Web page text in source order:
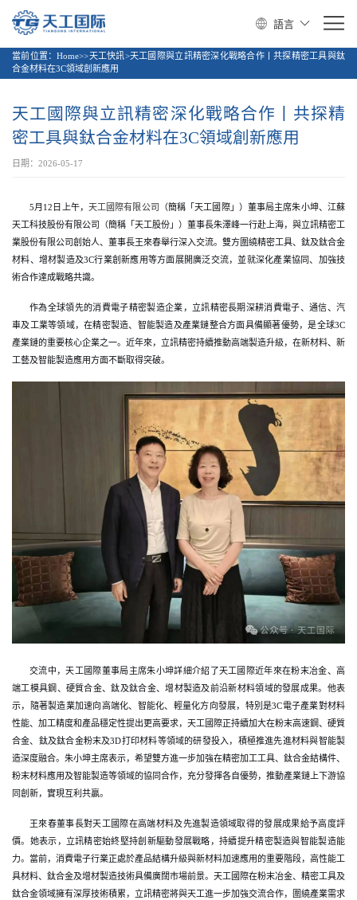
語言
當前位置：Home>>天工快訊>天工國際與立訊精密深化戰略合作丨共探精密工具與鈦
合金材料在3C領域創新應用
天工國際與立訊精密深化戰略合作丨共探精
密工具與鈦合金材料在3C領域創新應用
日期：2026-05-17
5月12日上午， 天工國際有限公司
（簡稱「天工國際」）董事局主席朱小坤、江蘇
天工科技股份有限公司（簡稱「天工股份」）董事長朱澤峰一行赴上海，與立訊精密工
業股份有限公司創始人、董事長王來春舉行深入交流。雙方圍繞精密工具、鈦及鈦合金
材料、增材製造及3C行業創新應用等方面展開廣泛交流，並就深化產業協同、加強技
術合作達成戰略共識。
作為全球領先的消費電子精密製造企業，立訊精密長期深耕消費電子、通信、汽
車及工業等領域，在精密製造、智能製造及產業鏈整合方面具備顯著優勢，是全球3C
產業鏈的重要核心企業之一。近年來，立訊精密持續推動高端製造升級，在新材料、新
工藝及智能製造應用方面不斷取得突破。
交流中，天工國際董事局主席朱小坤詳細介紹了天工國際近年來在粉末冶金、高
端工模具鋼、硬質合金、鈦及鈦合金、增材製造及前沿新材料領域的發展成果。他表
示，隨著製造業加速向高端化、智能化、輕量化方向發展，特別是3C電子產業對材料
性能、加工精度和產品穩定性提出更高要求，天工國際正持續加大在粉末高速鋼、硬質
合金、鈦及鈦合金粉末及3D打印材料等領域的研發投入，積極推進先進材料與智能製
造深度融合。朱小坤主席表示，希望雙方進一步加強在精密加工工具、鈦合金結構件、
粉末材料應用及智能製造等領域的協同合作，充分發揮各自優勢，推動產業鏈上下游協
同創新，實現互利共贏。
王來春董事長對天工國際在高端材料及先進製造領域取得的發展成果給予高度評
價。她表示，立訊精密始終堅持創新驅動發展戰略，持續提升精密製造與智能製造能
力。當前，消費電子行業正處於產品結構升級與新材料加速應用的重要階段，高性能工
具材料、鈦合金及增材製造技術具備廣闊市場前景。天工國際在粉末冶金、精密工具及
鈦合金領域擁有深厚技術積累，立訊精密將與天工進一步加強交流合作，圍繞產業需求